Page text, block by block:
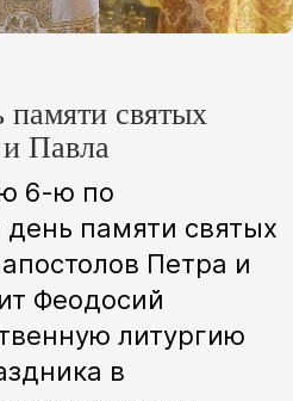
памяти святых
Павла
6-ю по
памяти святых
Петра и
Феодосий
литургию
в